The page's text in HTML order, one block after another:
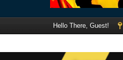
Hello There, Guest!